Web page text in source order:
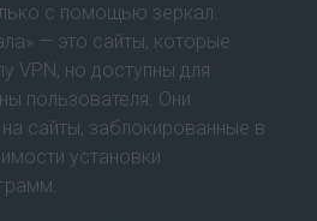
с помощью зеркал.
— это сайты, которые
VPN, но доступны для
пользователя. Они
сайты, заблокированные в
установки